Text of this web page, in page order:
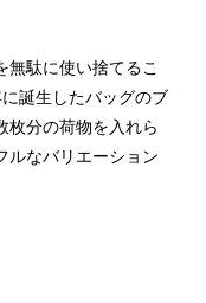
無駄に使い捨てるこ
誕生したバッグのブ
枚分の荷物を入れら
ルなバリエーション